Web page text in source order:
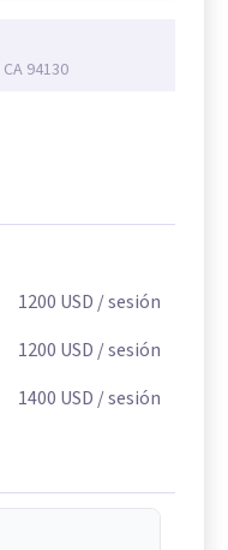
94130
1200 USD / sesión
1200 USD / sesión
1400 USD / sesión